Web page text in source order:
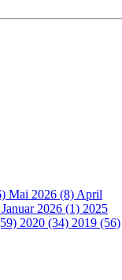
Mai 2026 (8) April
Januar 2026 (1) 2025
2020 (34) 2019 (56)